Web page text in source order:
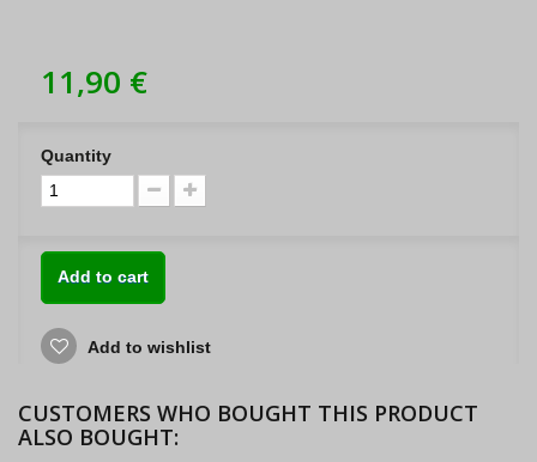
11,90 €
Quantity
Add to cart
Add to wishlist
CUSTOMERS WHO BOUGHT THIS PRODUCT
ALSO BOUGHT: